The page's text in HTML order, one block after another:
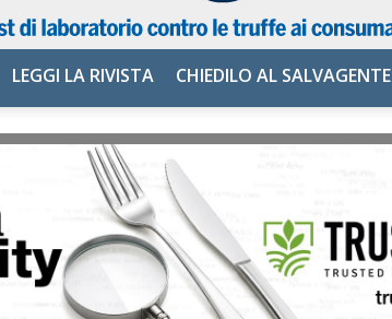
Salvagente
LEGGI LA RIVISTA CHIEDILO AL SALVAGENTE